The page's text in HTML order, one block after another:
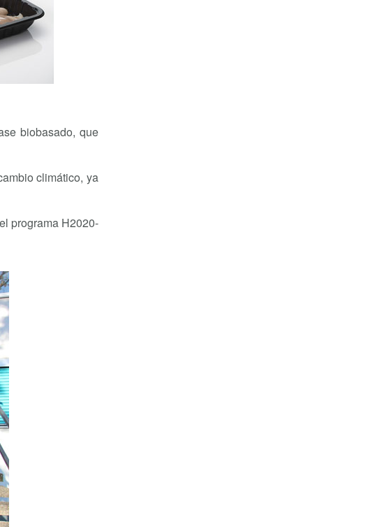
biobasado, que
climático, ya
programa H2020-